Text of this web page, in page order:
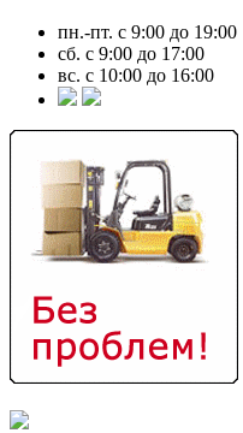
пн.-пт. с 9:00 до 19:00
сб. с 9:00 до 17:00
вс. с 10:00 до 16:00